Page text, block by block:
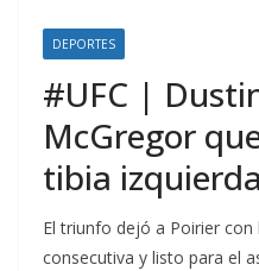
DEPORTES
#UFC |
McGregor
tibia izquierda
El triunfo dejó a Poirier con
consecutiva y listo para el